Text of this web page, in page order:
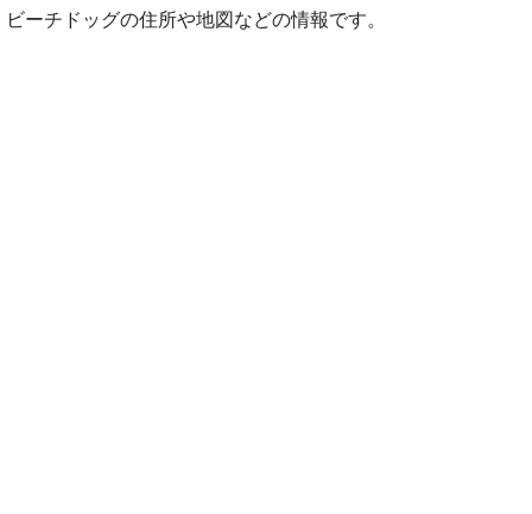
ビーチドッグの住所や地図などの情報です。